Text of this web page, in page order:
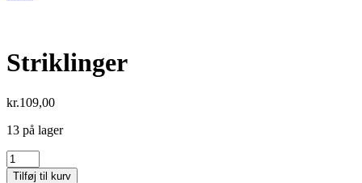
Striklinger
kr.109,00
13 på lager
Striklinger
antal
Tilføj til kurv